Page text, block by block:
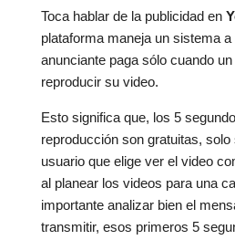
Toca hablar de la publicidad en
plataforma maneja un sistema
anunciante paga sólo cuando
reproducir su video.
Esto significa que, los 5
reproducción son gratuitas,
usuario que elige ver el video
al planear los videos para una
importante analizar bien el
transmitir, esos primeros 5